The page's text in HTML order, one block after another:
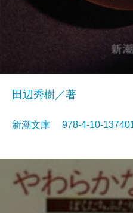
田辺秀樹／著
新潮文庫 978-4-10-